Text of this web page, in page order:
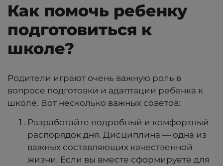
Как помочь ребенку
подготовиться к
школе?
Родители играют очень важную роль в
вопросе подготовки и адаптации ребенка к
школе. Вот несколько важных советов:
Разработайте подробный и комфортный
распорядок дня. Дисциплина — одна из
важных составляющих качественной
жизни. Если вы вместе сформируете для